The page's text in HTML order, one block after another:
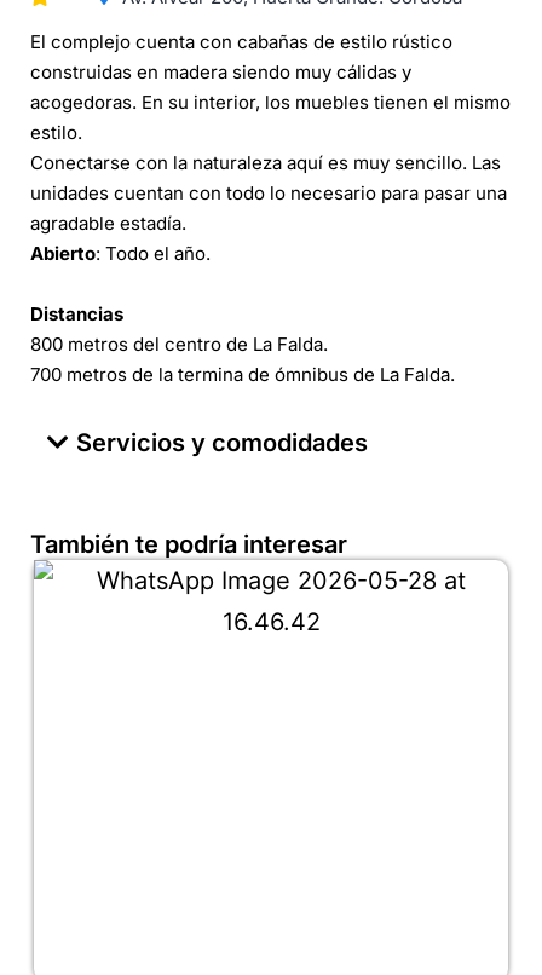
El complejo cuenta con cabañas de estilo rústico
construidas en madera siendo muy cálidas y
acogedoras. En su interior, los muebles tienen el mismo
estilo.
Conectarse con la naturaleza aquí es muy sencillo. Las
unidades cuentan con todo lo necesario para pasar una
agradable estadía.
Abierto: Todo el año.
Distancias
800 metros del centro de La Falda.
700 metros de la termina de ómnibus de La Falda.
Servicios y comodidades
También te podría interesar